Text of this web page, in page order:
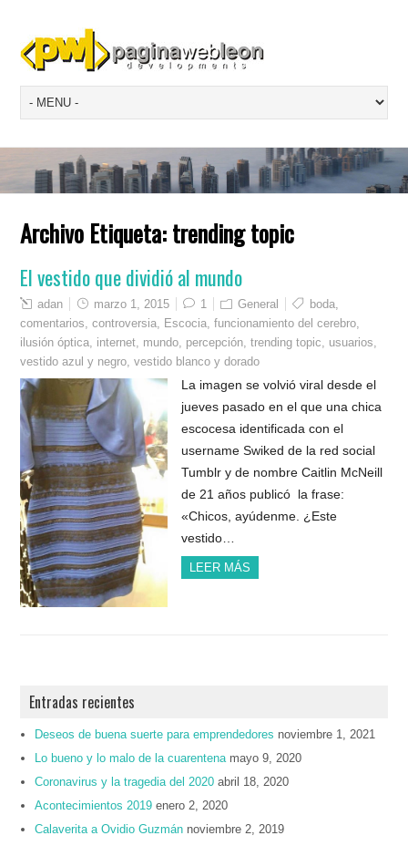
Archivo Etiqueta:trending topic
El vestido que dividió al mundo
adan marzo 1, 2015 1 General boda
comentarios ,controversia Escocia ,funcionamiento del cerebro
ilusión óptica internet mundo percepción ,trending topic usuarios
vestido azul y negro ,vestido blanco y dorado
La imagen se volvió viral desde el
jueves pasado en el que una chica
escocesa identificada con el
username Swiked de la red social
Tumblr y de nombre Caitlin McNeill
de 21 años publicó la frase:
«Chicos, ayúdenme. ¿Este
vestido…
LEER MÁS
Entradas recientes
Deseos de buena suerte para emprendedores noviembre 1, 2021
Lo bueno y lo malo de la cuarentena mayo 9, 2020
Coronavirus y la tragedia del 2020 abril 18, 2020
Acontecimientos 2019 enero 2, 2020
Calaverita a Ovidio Guzmán noviembre 2, 2019